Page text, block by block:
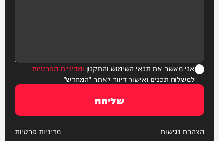
אני מאשר את תנאי השימוש והתקנון ומדיניות הפרטיות
למשלוח תכנים ואישור דיוור לאתר "המחדש"
שליחה
הצהרת נגישות מדיניות פרטיות